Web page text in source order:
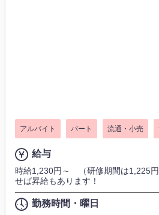
アルバイト パート 流通・小売
給与
時給1,230円～ （研修期間は1,225
せば昇給もあります！
勤務時間・曜日